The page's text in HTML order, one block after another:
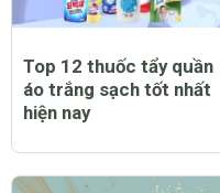
Top 12 thuốc tẩy quần
áo trắng sạch tốt nhất
hiện nay